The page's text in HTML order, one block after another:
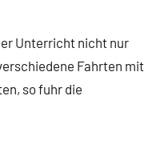
Unterricht nicht nur
Fahrten mit
so fuhr die